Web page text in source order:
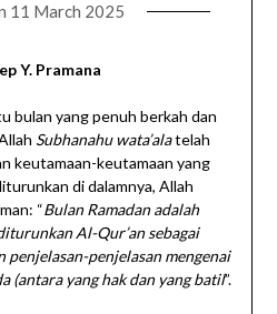
11 March 2025
Y. Pramana
bulan yang penuh berkah dan
Subhanahu wata’alatelah
keutamaan-keutamaan yang
di dalamnya, Allah
“Bulan Ramadan adalah
Al-Qur’an sebagai
penjelasan-penjelasan mengenai
(antara yang hak dan yang batil”.